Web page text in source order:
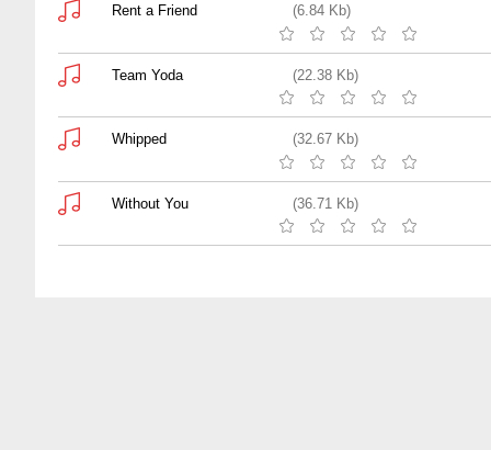
Rent a Friend (6.84 Kb)
Team Yoda (22.38 Kb)
Whipped (32.67 Kb)
Without You (36.71 Kb)